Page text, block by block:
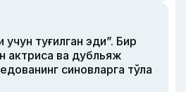
туғилган эди”. Бир
актриса ва дубльяж
синовларга тўла